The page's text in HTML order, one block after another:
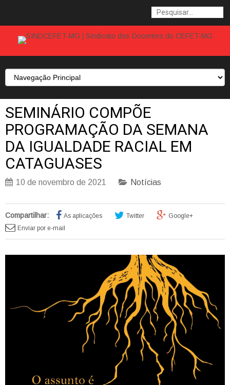
SEMINÁRIO COMPÕE
PROGRAMAÇÃO DA SEMANA
DA IGUALDADE RACIAL EM
CATAGUASES
10 de novembro de 2021 Notícias
Compartilhar: As aplicações Twitter
Google+
Enviar por e-mail